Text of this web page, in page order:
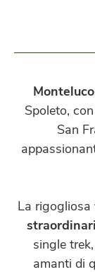
Monteluco
Spoleto,
San
La rigogliosa
single
amanti di